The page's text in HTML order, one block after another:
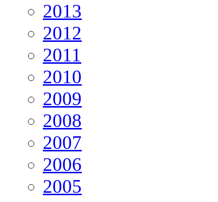
2013
2012
2011
2010
2009
2008
2007
2006
2005